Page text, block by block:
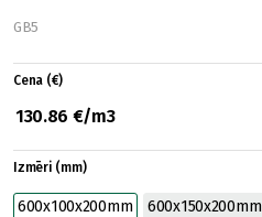
GB5
Cena (€)
130.86 €/m3
Izmēri (mm)
600x100x200mm 600x150x200mm